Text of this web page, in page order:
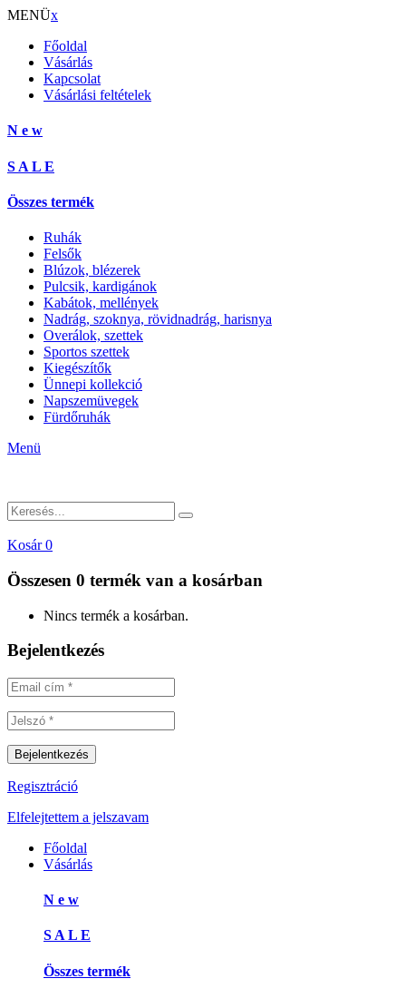
MENÜx
Főoldal
Vásárlás
Kapcsolat
Vásárlási feltételek
N e w
S A L E
Összes termék
Ruhák
Felsők
Blúzok, blézerek
Pulcsik, kardigánok
Kabátok, mellények
Nadrág, szoknya, rövidnadrág, harisnya
Overálok, szettek
Sportos szettek
Kiegészítők
Ünnepi kollekció
Napszemüvegek
Fürdőruhák
Menü
Kosár 0
Összesen 0 termék van a kosárban
Nincs termék a kosárban.
Bejelentkezés
Regisztráció
Elfelejtettem a jelszavam
Főoldal
Vásárlás
N e w
S A L E
Összes termék